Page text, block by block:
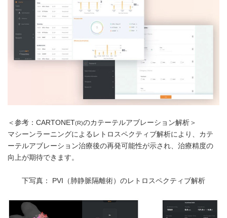
＜参考：CARTONET(R)のカテーテルアブレーション解析＞
マシーンラーニングによるレトロスペクティブ解析により、カテ
ーテルアブレーション治療後の再発可能性が示され、治療精度の
向上が期待できます。
下写真： PVI（肺静脈隔離術）のレトロスペクティブ解析